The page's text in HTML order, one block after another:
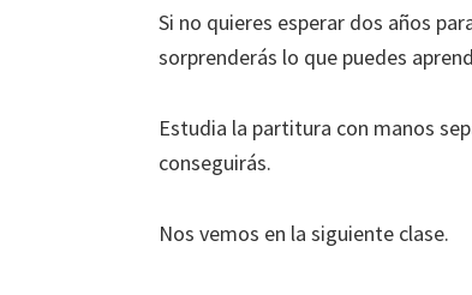
Si no quieres esperar dos años
sorprenderás lo que puedes
Estudia la partitura con manos
conseguirás.
Nos vemos en la siguiente clase.